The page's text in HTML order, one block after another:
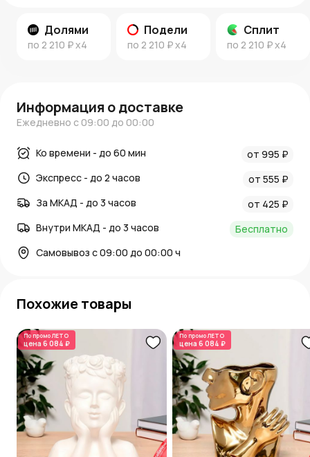
Долями
по 2 210 ₽x4
Подели
по 2 210 ₽x4
Сплит
по 2 210 ₽x4
Информация о доставке
Ежедневно с 09:00 до 00:00
Ко времени - до 60 мин
от 995 ₽
Экспресс - до 2 часов
от 555 ₽
За МКАД - до 3 часов
от 425 ₽
Внутри МКАД - до 3 часов
Бесплатно
Самовывоз с 09:00 до 00:00 ч
Похожие товары
По промоЛЕТО
цена 6 084 ₽
По промоЛЕТО
цена 6 084 ₽